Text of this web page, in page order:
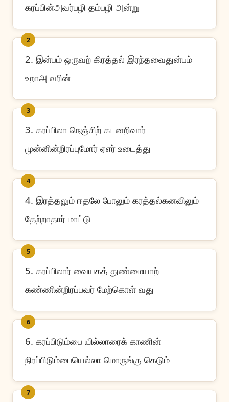
கரப்பின்அவர்பழி தம்பழி அன்று
2
2. இன்பம் ஒருவற் கிரத்தல் இரந்தவைதுன்பம்
உறாஅ வரின்
3
3. கரப்பிலா நெஞ்சிற் கடனறிவார்
முன்னின்றிரப்புமோர் ஏஎர் உடைத்து
4
4. இரத்தலும் ஈதலே போலும் கரத்தல்கனவிலும்
தேற்றாதார் மாட்டு
5
5. கரப்பிலார் வையகத் துண்மையாற்
கண்ணின்றிரப்பவர் மேற்கொள் வது
6
6. கரப்பிடும்பை யில்லாரைக் காணின்
நிரப்பிடும்பையெல்லா மொருங்கு கெடும்
7